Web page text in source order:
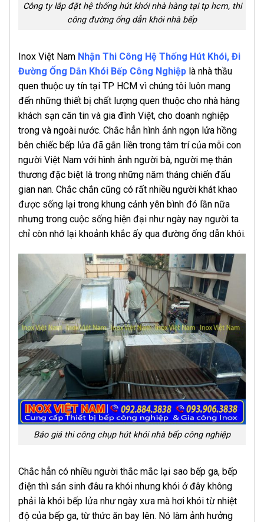
Công ty lắp đặt hệ thống hút khói nhà hàng tại tp hcm, thi
công đường ống dẫn khói nhà bếp
Inox Việt Nam Nhận Thi Công Hệ Thống Hút Khói, Đi
Đường Ống Dẫn Khói Bếp Công Nghiệp là nhà thầu
quen thuộc uy tín tại TP HCM vì chúng tôi luôn mang
đến những thiết bị chất lượng quen thuộc cho nhà hàng
khách sạn căn tin và gia đình Việt, cho doanh nghiệp
trong và ngoài nước. Chắc hẳn hình ảnh ngọn lửa hồng
bên chiếc bếp lửa đã gắn liền trong tâm trí của mỗi con
người Việt Nam với hình ảnh người bà, người mẹ thân
thương đặc biệt là trong những năm tháng chiến đấu
gian nan. Chắc chắn cũng có rất nhiều người khát khao
được sống lại trong khung cảnh yên bình đó lần nữa
nhưng trong cuộc sống hiện đại như ngày nay người ta
chỉ còn nhớ lại khoảnh khắc ấy qua đường ống dẫn khói.
Báo giá thi công chụp hút khói nhà bếp công nghiệp
Chắc hẳn có nhiều người thắc mắc lại sao bếp ga, bếp
điện thì sản sinh đâu ra khói nhưng khói ở đây không
phải là khói bếp lửa như ngày xưa mà hơi khói từ nhiệt
độ của bếp ga, từ thức ăn bay lên. Nó làm ảnh hưởng